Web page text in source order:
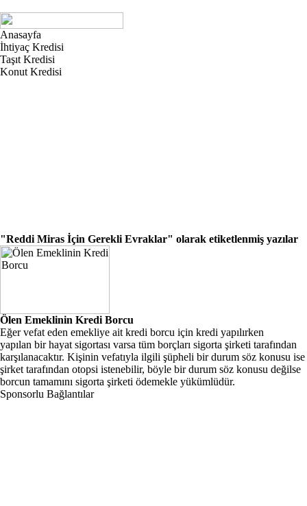
Anasayfa
İhtiyaç Kredisi
Taşıt Kredisi
Konut Kredisi
"Reddi Miras İçin Gerekli Evraklar" olarak etiketlenmiş yazılar
Ölen Emeklinin Kredi Borcu
Eğer vefat eden emekliye ait kredi borcu için kredi yapılırken
yapılan bir hayat sigortası varsa tüm borçları sigorta şirketi tarafından
karşılanacaktır. Kişinin vefatıyla ilgili şüpheli bir durum söz konusu ise
şirket tarafından otopsi istenebilir, böyle bir durum söz konusu değilse
borcun tamamını sigorta şirketi ödemekle yükümlüdür.
Sponsorlu Bağlantılar